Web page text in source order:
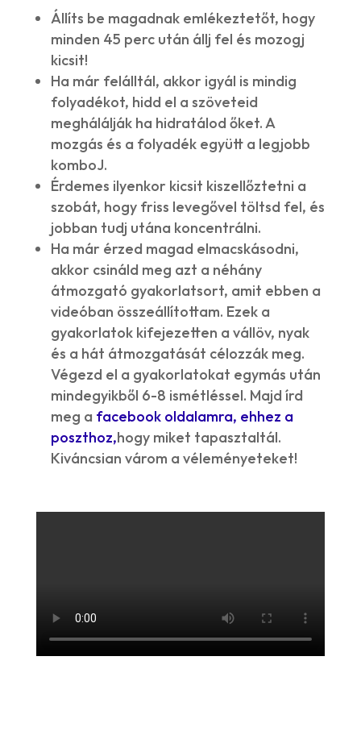
Állíts be magadnak emlékeztetőt, hogy
minden 45 perc után állj fel és mozogj
kicsit!
Ha már felálltál, akkor igyál is mindig
folyadékot, hidd el a szöveteid
meghálálják ha hidratálod őket. A
mozgás és a folyadék együtt a legjobb
komboJ.
Érdemes ilyenkor kicsit kiszellőztetni a
szobát, hogy friss levegővel töltsd fel, és
jobban tudj utána koncentrálni.
Ha már érzed magad elmacskásodni,
akkor csináld meg azt a néhány
átmozgató gyakorlatsort, amit ebben a
videóban összeállítottam. Ezek a
gyakorlatok kifejezetten a vállöv, nyak
és a hát átmozgatását célozzák meg.
Végezd el a gyakorlatokat egymás után
mindegyikből 6-8 ismétléssel. Majd írd
meg a facebook oldalamra, ehhez a
poszthoz,hogy miket tapasztaltál.
Kiváncsian várom a véleményeteket!